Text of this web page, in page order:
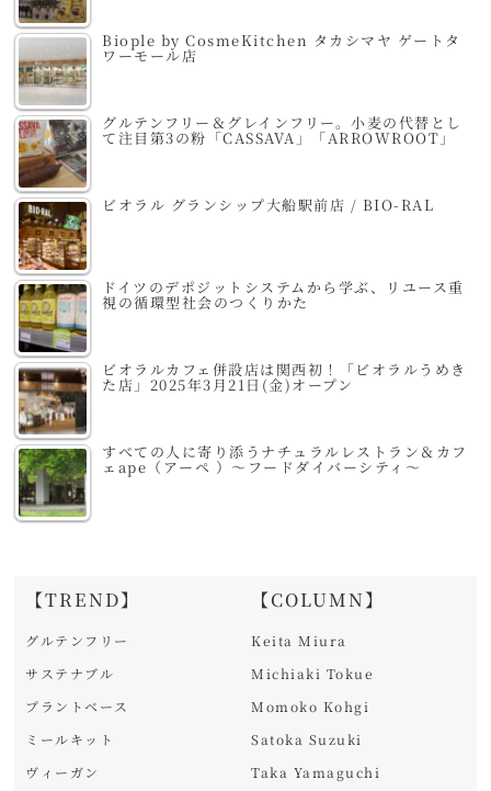
Biople by CosmeKitchen タカシマヤ ゲートタ
ワーモール店
グルテンフリー＆グレインフリー。小麦の代替とし
て注目第3の粉「CASSAVA」「ARROWROOT」
ビオラル グランシップ大船駅前店 / BIO-RAL
ドイツのデポジットシステムから学ぶ、リユース重
視の循環型社会のつくりかた
ビオラルカフェ併設店は関西初！「ビオラルうめき
た店」2025年3月21日(金)オープン
すべての人に寄り添うナチュラルレストラン＆カフ
ェape（アーペ ）～フードダイバーシティ～
【TREND】
グルテンフリー
サステナブル
プラントベース
ミールキット
ヴィーガン
【COLUMN】
Keita Miura
Michiaki Tokue
Momoko Kohgi
Satoka Suzuki
Taka Yamaguchi